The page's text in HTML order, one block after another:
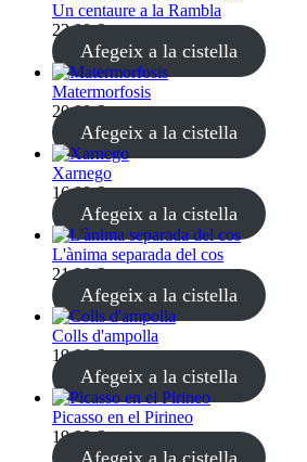
Un centaure a la Rambla
22,00€
Afegeix a la cistella
Matermorfosis
20,00€
Afegeix a la cistella
Xarnego
16,00€
Afegeix a la cistella
L'ànima separada del cos
21,00€
Afegeix a la cistella
Colls d'ampolla
19,00€
Afegeix a la cistella
Picasso en el Pirineo
19,00€
Afegeix a la cistella